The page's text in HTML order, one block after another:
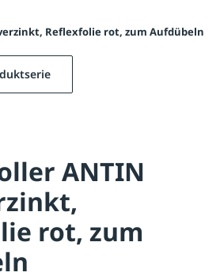
Reflexfolie rot, zum Aufdübeln
ANTIN
rot, zum